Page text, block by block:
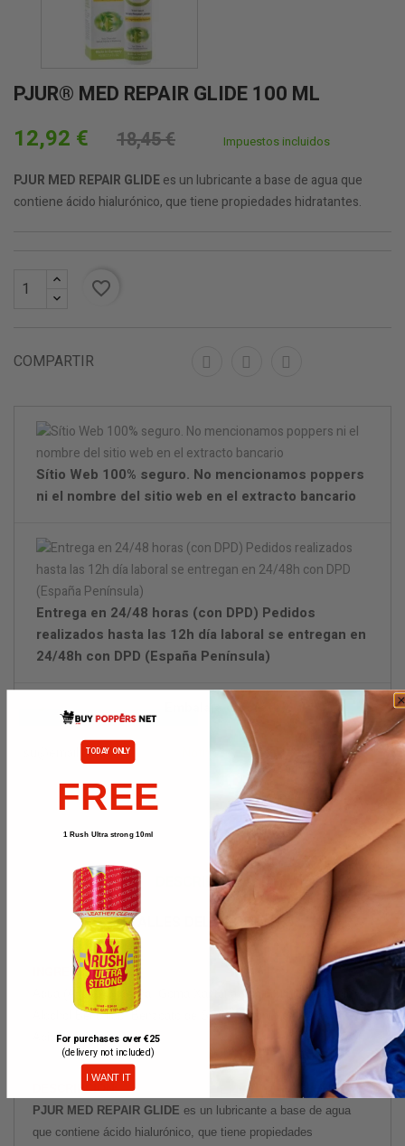
PJUR® MED REPAIR GLIDE 100 ML
12,92 € 18,45 € Impuestos incluidos
PJUR MED REPAIR GLIDEes un lubricante a base de agua que
contiene ácido hialurónico, que tiene propiedades hidratantes.
favorite_border
COMPARTIR
Sítio Web 100% seguro. No mencionamos poppers
ni el nombre del sitio web en el extracto bancario
Entrega en 24/48 horas (con DPD) Pedidos
realizados hasta las 12h día laboral se entregan en
24/48h con DPD (España Península)
Embalaje discreto.
Notificarme cuando esté disponible
DESCRIPCIÓN
DETALLES DEL PRODUCTO
INGREDIENTES:
Aqua (Agua), Glicerina, Goma Xantana, Hialuronato de Sodio,
Alcohol Bencílico, Benzoato de Sodio, Sorbato de Potasio,
Ácido Cítrico.
DESCRIPCIÓN:
PJUR MED REPAIR GLIDE es un lubricante a base de agua
que contiene ácido hialurónico, que tiene propiedades
TODAY ONLY
FREE
1 Rush Ultra strong 10ml
For purchases over €25
(delivery not included)
I WANT IT